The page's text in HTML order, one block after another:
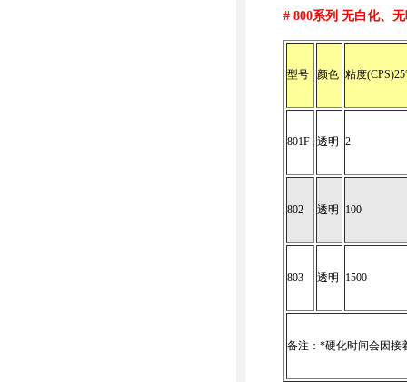
# 800系列 无白化、
型号 颜色 粘度
801F 透明 2
802 透明 100
803 透明 1500
备注：*硬化时间会因接